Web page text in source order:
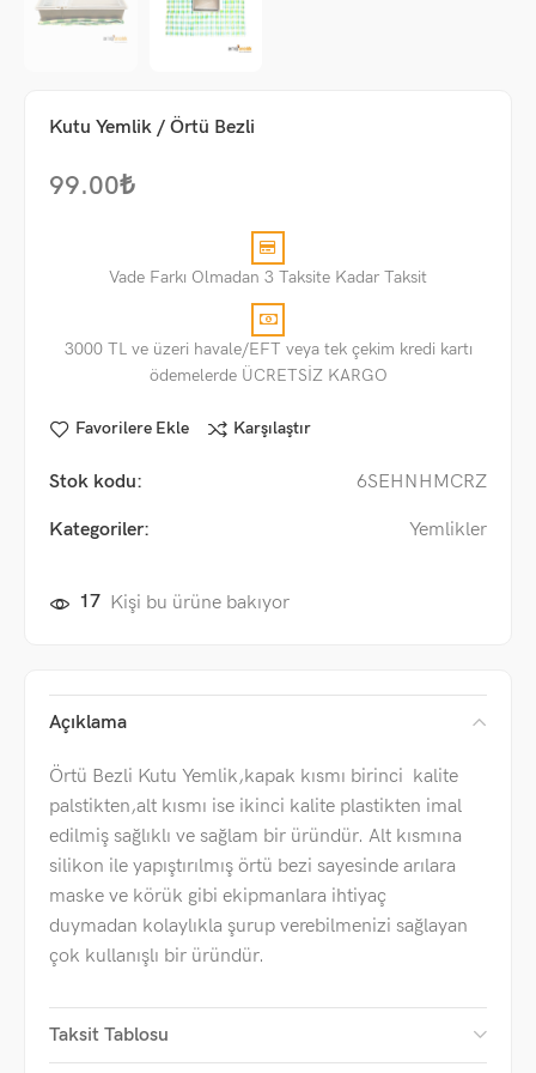
Kutu Yemlik / Örtü Bezli
99.00₺
Vade Farkı Olmadan 3 Taksite Kadar Taksit
3000 TL ve üzeri havale/EFT veya tek çekim kredi kartı
ödemelerde ÜCRETSİZ KARGO
Favorilere Ekle Karşılaştır
Stok kodu: 6SEHNHMCRZ
Kategoriler: Yemlikler
17 Kişi bu ürüne bakıyor
Açıklama
Örtü Bezli Kutu Yemlik,kapak kısmı birinci kalite
palstikten,alt kısmı ise ikinci kalite plastikten imal
edilmiş sağlıklı ve sağlam bir üründür. Alt kısmına
silikon ile yapıştırılmış örtü bezi sayesinde arılara
maske ve körük gibi ekipmanlara ihtiyaç
duymadan kolaylıkla şurup verebilmenizi sağlayan
çok kullanışlı bir üründür.
Taksit Tablosu